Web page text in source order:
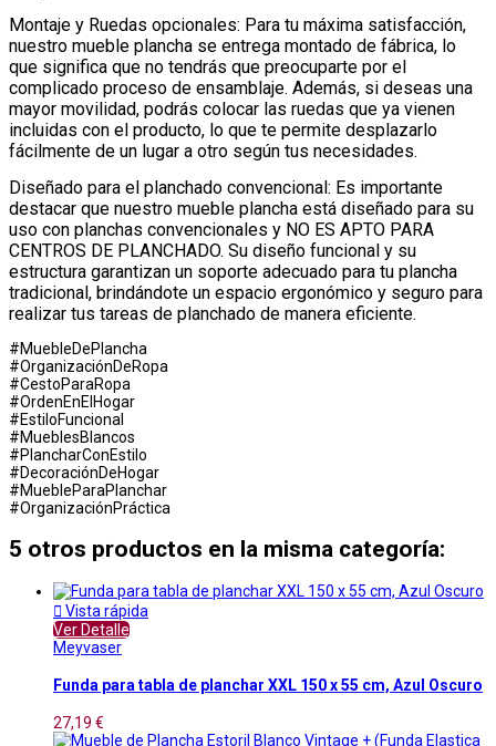
Montaje y Ruedas opcionales: Para tu máxima satisfacción,
nuestro mueble plancha se entrega montado de fábrica, lo
que significa que no tendrás que preocuparte por el
complicado proceso de ensamblaje. Además, si deseas una
mayor movilidad, podrás colocar las ruedas que ya vienen
incluidas con el producto, lo que te permite desplazarlo
fácilmente de un lugar a otro según tus necesidades.
Diseñado para el planchado convencional: Es importante
destacar que nuestro mueble plancha está diseñado para su
uso con planchas convencionales y NO ES APTO PARA
CENTROS DE PLANCHADO. Su diseño funcional y su
estructura garantizan un soporte adecuado para tu plancha
tradicional, brindándote un espacio ergonómico y seguro para
realizar tus tareas de planchado de manera eficiente.
#MuebleDePlancha
#OrganizaciónDeRopa
#CestoParaRopa
#OrdenEnElHogar
#EstiloFuncional
#MueblesBlancos
#PlancharConEstilo
#DecoraciónDeHogar
#MuebleParaPlanchar
#OrganizaciónPráctica
5 otros productos en la misma categoría:
 Vista rápida
Ver Detalle
Meyvaser
Funda para tabla de planchar XXL 150 x 55 cm, Azul Oscuro
27,19 €